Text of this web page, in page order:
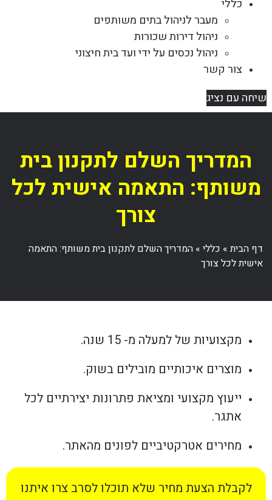
כללי
מעבר לניהול בתים משותפים
ניהול דירות שכורות
ניהול נכסים על ידי ועד בית חיצוני
צור קשר
שיחה עם נציג
המדריך השלם לתקנון בית
משותף: התאמה אישית לכל
צורך
דף הבית» כללי» המדריך השלם לתקנון בית משותף: התאמה
אישית לכל צורך
מקצועיות של למעלה מ- 15 שנה.
מוצרים איכותיים מובילים בשוק.
ייעוץ מקצועי ומציאת פתרונות יצירתיים לכל
אתגר.
מחירים אטרקטיביים לפונים מהאתר.
לקבלת הצעת מחיר שלא תוכלו לסרב צרו איתנו